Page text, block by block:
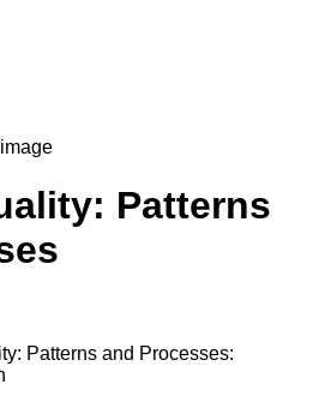
Patterns
Patterns and Processes: